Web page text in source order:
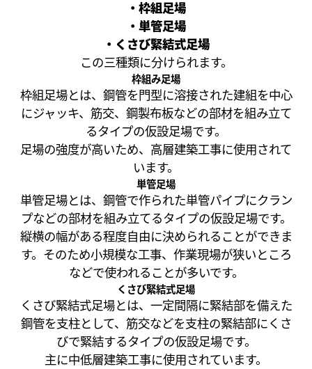
・枠組足場
・単管足場
・くさび緊結式足場
この三種類に分けられます。
枠組み足場
枠組足場とは、鋼管を門型に溶接された建組を中心
にジャッキ、筋交、鋼製布板などの部材を組み立て
るタイプの仮設足場です。
足場の強度が高いため、高層建築工事に使用されて
います。
単管足場
単管足場とは、鋼管で作られた単管パイプにクラン
プなどの部材を組み立てるタイプの仮設足場です。
縦横の幅がある程度自由に決められることができま
す。そのため小規模な工事、作業現場が狭いところ
などで使われることが多いです。
くさび緊結式足場
くさび緊結式足場とは、一定間隔に緊結部を備えた
鋼管を支柱として、筋交などを支柱の緊結部にくさ
びで緊結するタイプの仮設足場です。
主に中低層建築工事に使用されています。